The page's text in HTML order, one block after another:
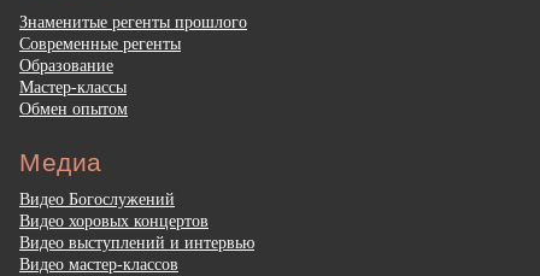
Знаменитые регенты прошлого
Современные регенты
Образование
Мастер-классы
Обмен опытом
Медиа
Видео Богослужений
Видео хоровых концертов
Видео выступлений и интервью
Видео мастер-классов